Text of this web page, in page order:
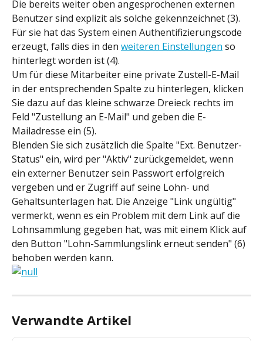
Die bereits weiter oben angesprochenen externen
Benutzer sind explizit als solche gekennzeichnet (3).
Für sie hat das System einen Authentifizierungscode
erzeugt, falls dies in den weiteren Einstellungen so
hinterlegt worden ist (4).
Um für diese Mitarbeiter eine private Zustell-E-Mail
in der entsprechenden Spalte zu hinterlegen, klicken
Sie dazu auf das kleine schwarze Dreieck rechts im
Feld "Zustellung an E-Mail" und geben die E-
Mailadresse ein (5).
Blenden Sie sich zusätzlich die Spalte "Ext. Benutzer-
Status" ein, wird per "Aktiv" zurückgemeldet, wenn
ein externer Benutzer sein Passwort erfolgreich
vergeben und er Zugriff auf seine Lohn- und
Gehaltsunterlagen hat. Die Anzeige "Link ungültig"
vermerkt, wenn es ein Problem mit dem Link auf die
Lohnsammlung gegeben hat, was mit einem Klick auf
den Button "Lohn-Sammlungslink erneut senden" (6)
behoben werden kann.
Verwandte Artikel